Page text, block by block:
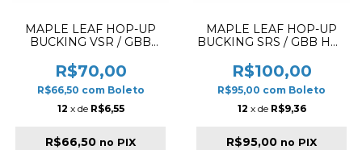
MAPLE LEAF HOP-UP
BUCKING VSR / GBB
R$70,00
R$66,50 com Boleto
12 x de R$6,55
R$66,50 no PIX
MAPLE LEAF HOP-UP
BUCKING SRS / GBB HOT
R$100,00
R$95,00 com Boleto
12 x de R$9,36
R$95,00 no PIX